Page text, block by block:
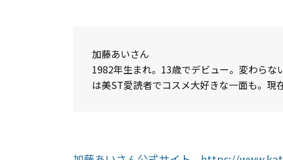
加藤あいさん
1982年生まれ。13歳でデビュー。変わら
は美ST愛読者でコスメ大好きな一面も。現